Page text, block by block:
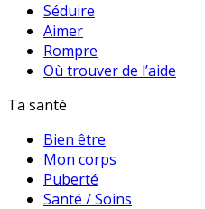
Séduire
Aimer
Rompre
Où trouver de l’aide
Ta santé
Bien être
Mon corps
Puberté
Santé / Soins